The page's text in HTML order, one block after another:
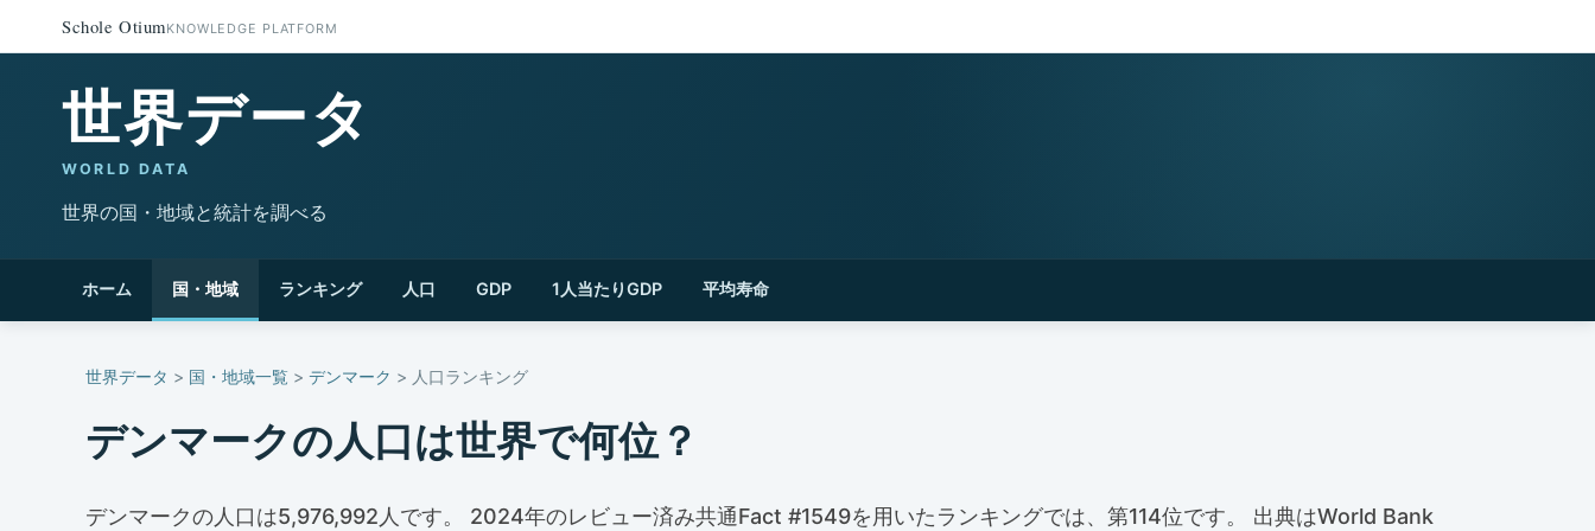
Schole OtiumKNOWLEDGE PLATFORM
世界データ
WORLD DATA
世界の国・地域と統計を調べる
ホーム 国・地域 ランキング 人口 GDP 1人当たりGDP 平均寿命
世界データ > 国・地域一覧 > デンマーク > 人口ランキング
デンマークの人口は世界で何位？
デンマークの人口は5,976,992人です。 2024年のレビュー済み共通Fact #1549を用いたランキングでは、第114位です。 出典はWorld Bank